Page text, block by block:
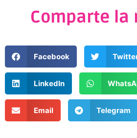
Comparte la
Facebook
LinkedIn
Email Telegram